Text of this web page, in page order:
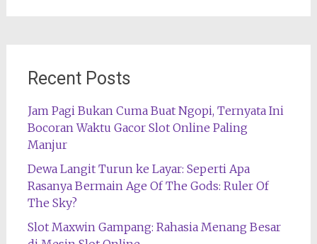
Recent Posts
Jam Pagi Bukan Cuma Buat Ngopi, Ternyata Ini
Bocoran Waktu Gacor Slot Online Paling
Manjur
Dewa Langit Turun ke Layar: Seperti Apa
Rasanya Bermain Age Of The Gods: Ruler Of
The Sky?
Slot Maxwin Gampang: Rahasia Menang Besar